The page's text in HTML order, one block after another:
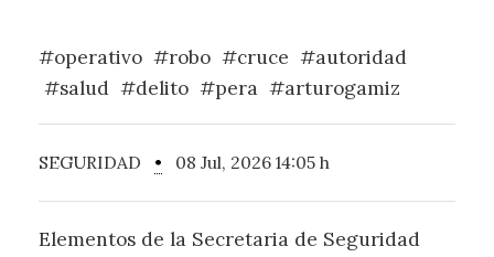
#operativo #robo #cruce #autoridad
#salud #delito #pera #arturogamiz
SEGURIDAD • 08 Jul, 2026 14:05 h
Elementos de la Secretaria de Seguridad